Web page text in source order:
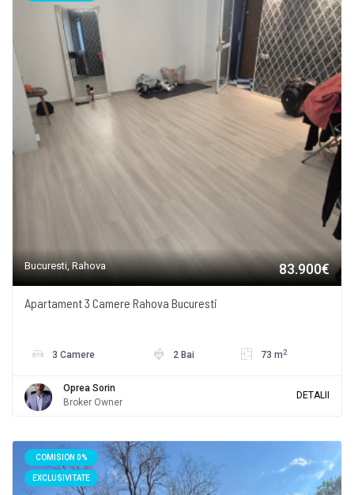
Bucuresti, Rahova 83.900€
Apartament 3 Camere Rahova Bucuresti
3 Camere 2 Bai 73 m 2
Oprea Sorin
Broker Owner
DETALII
COMISION 0%
EXCLUSIVITATE